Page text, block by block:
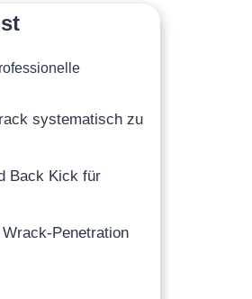
systematisch zu
Back Kick für
Penetration